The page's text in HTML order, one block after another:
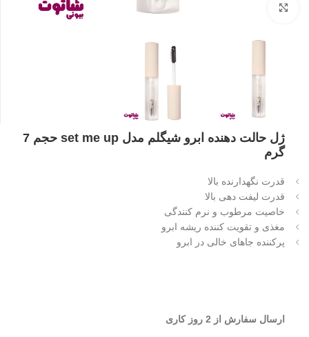
ژل حالت دهنده ابرو شیگلم مدل set me up حجم 7
گرم
قدرت نگهدارنده بالا
قدرت لیفت دهی بالا
خاصیت مرطوب و نرم کنندگی
مغذی و تقویت کننده ریشه ابرو
پرکننده جاهای خالی در ابرو
ارسال سفارش از 2 روز کاری